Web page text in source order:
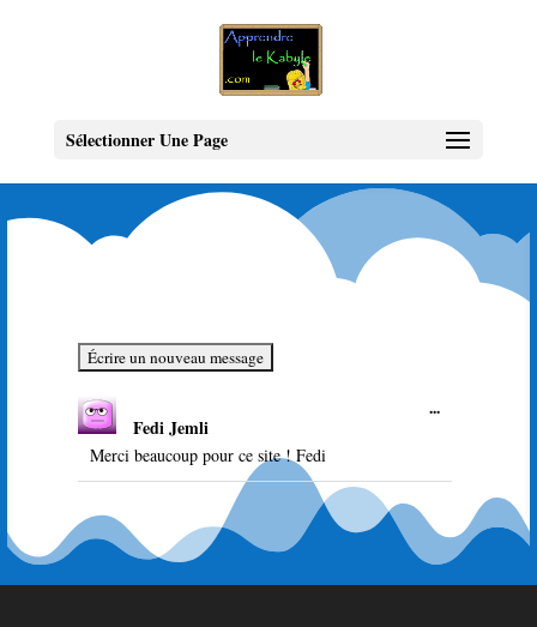
Sélectionner Une Page
Fedi Jemli
Merci beaucoup pour ce site ! Fedi
...Ouvrir/
méta.